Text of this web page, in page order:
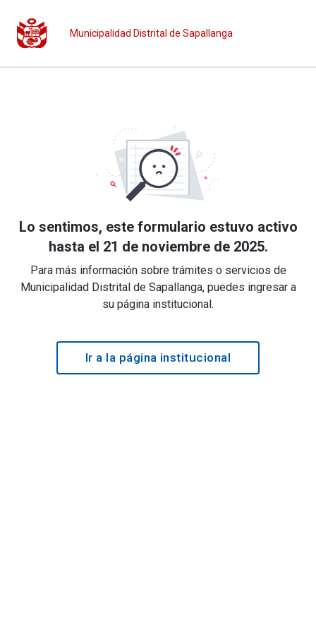
Municipalidad Distrital de Sapallanga
Lo sentimos, este formulario estuvo activo
hasta el 21 de noviembre de 2025.
Para más información sobre trámites o servicios de
Municipalidad Distrital de Sapallanga, puedes ingresar a
su página institucional.
Ir a la página institucional